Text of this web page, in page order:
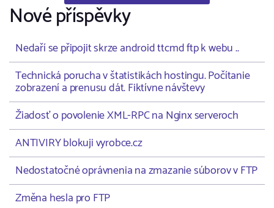
Nové příspěvky
Nedaří se připojit skrze android ttcmd ftp k webu ..
Technická porucha v štatistikách hostingu. Počítanie
zobrazení a prenusu dát. Fiktívne návštevy
Žiadosť o povolenie XML-RPC na Nginx serveroch
ANTIVIRY blokuji vyrobce.cz
Nedostatočné oprávnenia na zmazanie súborov v FTP
Změna hesla pro FTP